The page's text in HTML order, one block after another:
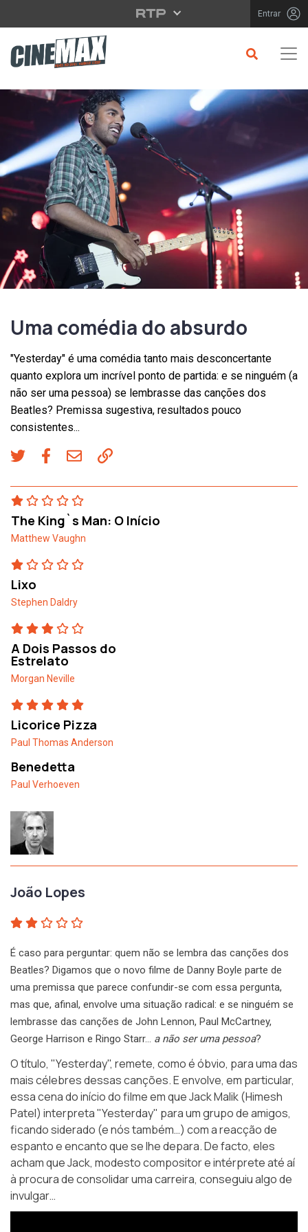
Saltar para o conteúdo principal Entrar
Uma comédia do absurdo
"Yesterday" é uma comédia tanto mais desconcertante
quanto explora um incrível ponto de partida: e se ninguém (a
não ser uma pessoa) se lembrasse das canções dos
Beatles? Premissa sugestiva, resultados pouco
consistentes...
The King`s Man: O Início
Matthew Vaughn
Lixo
Stephen Daldry
A Dois Passos do
Estrelato
Morgan Neville
Licorice Pizza
Paul Thomas Anderson
Benedetta
Paul Verhoeven
João Lopes
É caso para perguntar: quem não se lembra das canções dos
Beatles? Digamos que o novo filme de Danny Boyle parte de
uma premissa que parece confundir-se com essa pergunta,
mas que, afinal, envolve uma situação radical: e se ninguém se
lembrasse das canções de John Lennon, Paul McCartney,
George Harrison e Ringo Starr… a não ser uma pessoa?
O título, "Yesterday", remete, como é óbvio, para uma das
mais célebres dessas canções. E envolve, em particular,
essa cena do início do filme em que Jack Malik (Himesh
Patel) interpreta "Yesterday" para um grupo de amigos,
ficando siderado (e nós também…) com a reacção de
espanto e encanto que se lhe depara. De facto, eles
acham que Jack, modesto compositor e intérprete até aí
à procura de consolidar uma carreira, conseguiu algo de
invulgar…